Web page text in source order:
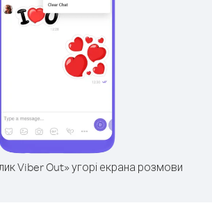
Viber Out» угорі екрана розмови